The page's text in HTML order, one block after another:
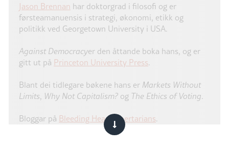
Jason Brennan har doktorgrad i filosofi og er
førsteamanuensis i strategi, økonomi, etikk og
politikk ved Georgetown University i USA.
Against Democracyer den åttande boka hans, og er
gitt ut på Princeton University Press.
Blant dei tidlegare bøkene hans er Markets Without
Limits, Why Not Capitalism? og The Ethics of Voting.
Bloggar på Bleeding Heart Libertarians.